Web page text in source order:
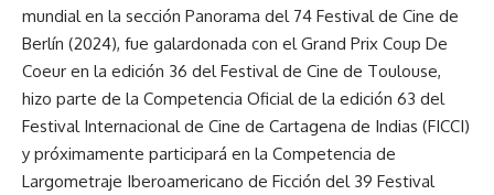
mundial en la sección Panorama del 74 Festival de Cine de
Berlín (2024), fue galardonada con el Grand Prix Coup De
Coeur en la edición 36 del Festival de Cine de Toulouse,
hizo parte de la Competencia Oficial de la edición 63 del
Festival Internacional de Cine de Cartagena de Indias (FICCI)
y próximamente participará en la Competencia de
Largometraje Iberoamericano de Ficción del 39 Festival